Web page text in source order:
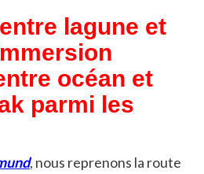
lagune et
océan et
parmi les
, nous reprenons la route